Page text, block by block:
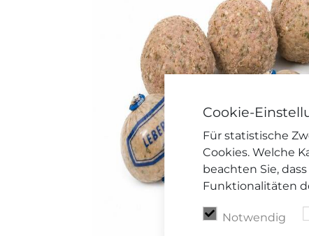
Cookie-
Für statistische
Cookies. Welche
beachten Sie,
Funktionalitäten
Notwendig